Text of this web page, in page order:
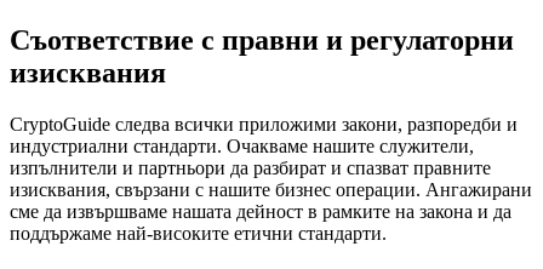
Съответствие с правни и регулаторни
изисквания
CryptoGuide следва всички приложими закони, разпоредби и
индустриални стандарти. Очакваме нашите служители,
изпълнители и партньори да разбират и спазват правните
изисквания, свързани с нашите бизнес операции. Ангажирани
сме да извършваме нашата дейност в рамките на закона и да
поддържаме най-високите етични стандарти.